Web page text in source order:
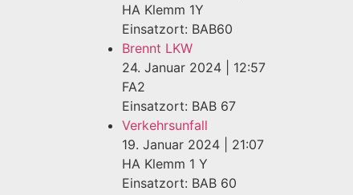
HA Klemm 1Y
Einsatzort: BAB60
Brennt LKW
24. Januar 2024
12:57
FA2
Einsatzort: BAB 67
Verkehrsunfall
19. Januar 2024
21:07
HA Klemm 1 Y
Einsatzort: BAB 60